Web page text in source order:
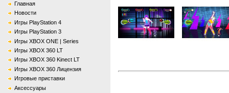
Главная
Новости
Игры PlayStation 4
Игры PlayStation 3
Игры XBOX ONE | Series
Игры XBOX 360 LT
Игры XBOX 360 Kinect LT
Игры XBOX 360 Лицензия
Игровые приставки
Аксессуары